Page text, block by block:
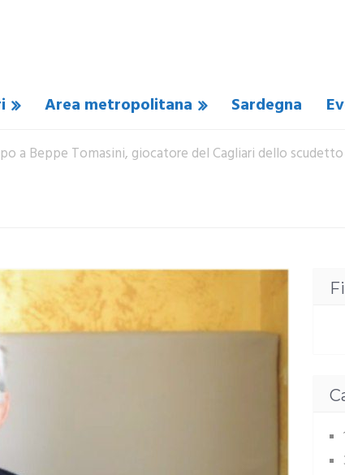
Area metropolitana Sardegna
a Beppe Tomasini, giocatore del Cagliari dello scudetto